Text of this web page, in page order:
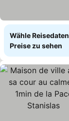
Wähle
Preise zu sehen